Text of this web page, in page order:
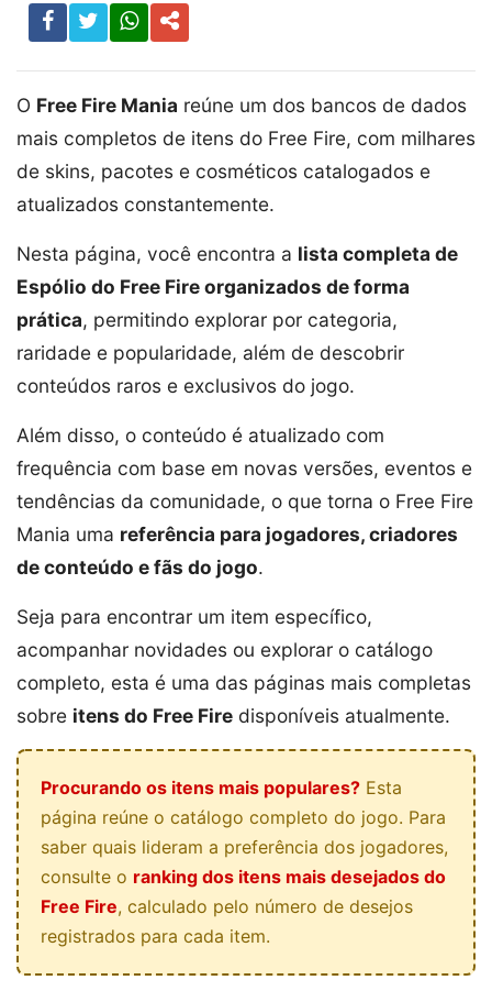
O Free Fire Mania reúne um dos bancos de dados
mais completos de itens do Free Fire, com milhares
de skins, pacotes e cosméticos catalogados e
atualizados constantemente.
Nesta página, você encontra a lista completa de
Espólio do Free Fire organizados de forma
prática, permitindo explorar por categoria,
raridade e popularidade, além de descobrir
conteúdos raros e exclusivos do jogo.
Além disso, o conteúdo é atualizado com
frequência com base em novas versões, eventos e
tendências da comunidade, o que torna o Free Fire
Mania uma referência para jogadores, criadores
de conteúdo e fãs do jogo.
Seja para encontrar um item específico,
acompanhar novidades ou explorar o catálogo
completo, esta é uma das páginas mais completas
sobre itens do Free Fire disponíveis atualmente.
Procurando os itens mais populares? Esta
página reúne o catálogo completo do jogo. Para
saber quais lideram a preferência dos jogadores,
consulte o ranking dos itens mais desejados do
Free Fire, calculado pelo número de desejos
registrados para cada item.